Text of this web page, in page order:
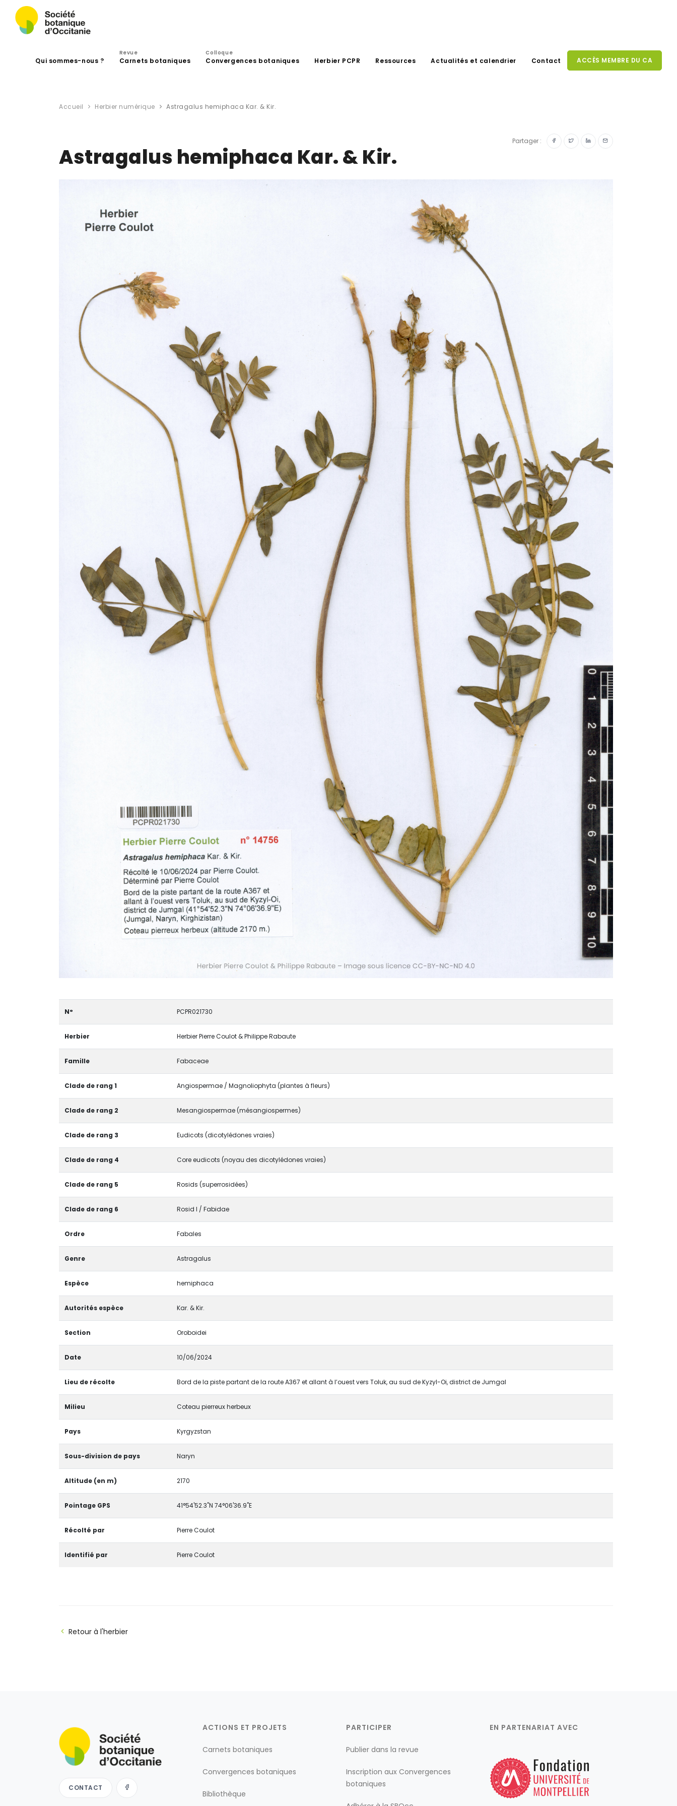
Qui sommes-nous ?
Revue
Carnets botaniques
Colloque
Convergences botaniques Herbier PCPR Ressources Actualités et calendrier Contact ACCÈS MEMBRE DU CA
Accueil Herbier numérique Astragalus hemiphaca Kar. & Kir.
Partager :
Astragalus hemiphaca Kar. & Kir.
N° PCPR021730
Herbier Herbier Pierre Coulot & Philippe Rabaute
Famille Fabaceae
Clade de rang 1 Angiospermae / Magnoliophyta (plantes à fleurs)
Clade de rang 2 Mesangiospermae (mésangiospermes)
Clade de rang 3 Eudicots (dicotylédones vraies)
Clade de rang 4 Core eudicots (noyau des dicotylédones vraies)
Clade de rang 5 Rosids (superrosidées)
Clade de rang 6 Rosid I / Fabidae
Ordre Fabales
Genre Astragalus
Espèce hemiphaca
Autorités espèce Kar. & Kir.
Section Oroboidei
Date 10/06/2024
Lieu de récolte Bord de la piste partant de la route A367 et allant à l’ouest vers Toluk, au sud de Kyzyl-Oi, district de Jumgal
Milieu Coteau pierreux herbeux
Pays Kyrgyzstan
Sous-division de pays Naryn
Altitude (en m) 2170
Pointage GPS 41°54'52.3"N 74°06'36.9"E
Récolté par Pierre Coulot
Identifié par Pierre Coulot
Retour à l'herbier
CONTACT
ACTIONS ET PROJETS
Carnets botaniques
Convergences botaniques
Bibliothèque
PARTICIPER
Publier dans la revue
Inscription aux Convergences
botaniques
EN PARTENARIAT AVEC